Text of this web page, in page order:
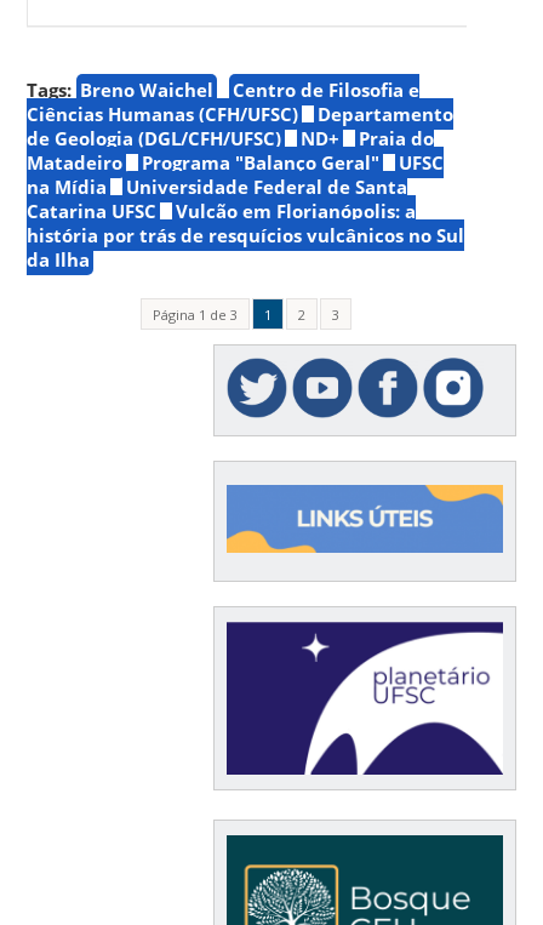
Tags: Breno Waichel
Centro de Filosofia e
Ciências Humanas (CFH/UFSC)
Departamento
de Geologia (DGL/CFH/UFSC)
ND+
Praia do
Matadeiro
Programa "Balanço Geral"
UFSC
na Mídia
Universidade Federal de Santa
Catarina UFSC
Vulcão em Florianópolis: a
história por trás de resquícios vulcânicos no Sul
da Ilha
Página 1 de 3 1 2 3